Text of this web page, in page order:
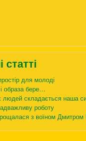
статті
для молоді
образа бере…
людей складається наша
роботу
з воїном Дмитром